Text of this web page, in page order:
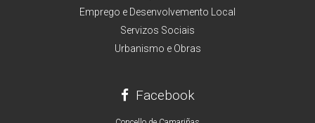
Emprego e Desenvolvemento Local
Servizos Sociais
Urbanismo e Obras
Facebook